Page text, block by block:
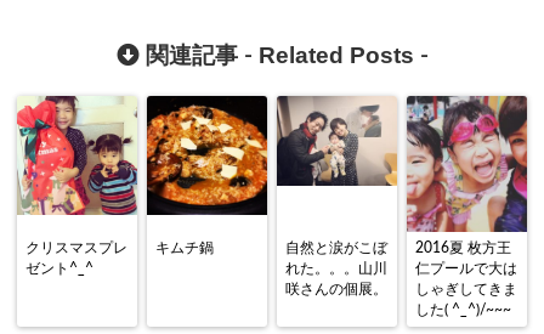
関連記事 - Related Posts -
クリスマスプレ
ゼント^_^
キムチ鍋
自然と涙がこぼ
れた。。。山川
咲さんの個展。
2016夏 枚方王
仁プールで大は
しゃぎしてきま
した( ^_^)/~~~